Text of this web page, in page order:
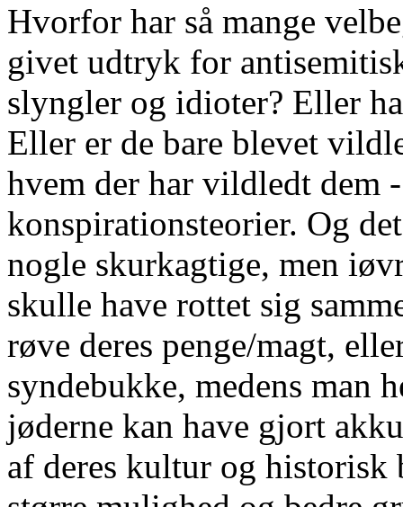
Hvorfor har så mange
givet udtryk for
slyngler og idioter? Eller
Eller er de bare blevet
hvem der har vildledt dem
konspirationsteorier. Og
nogle skurkagtige, men
skulle have rottet sig
røve deres penge/magt,
syndebukke, medens man
jøderne kan have gjort
af deres kultur og historisk